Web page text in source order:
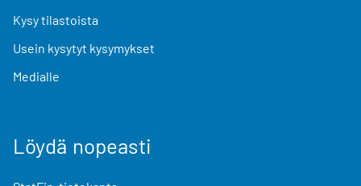
Kysy tilastoista
Usein kysytyt kysymykset
Medialle
Löydä nopeasti